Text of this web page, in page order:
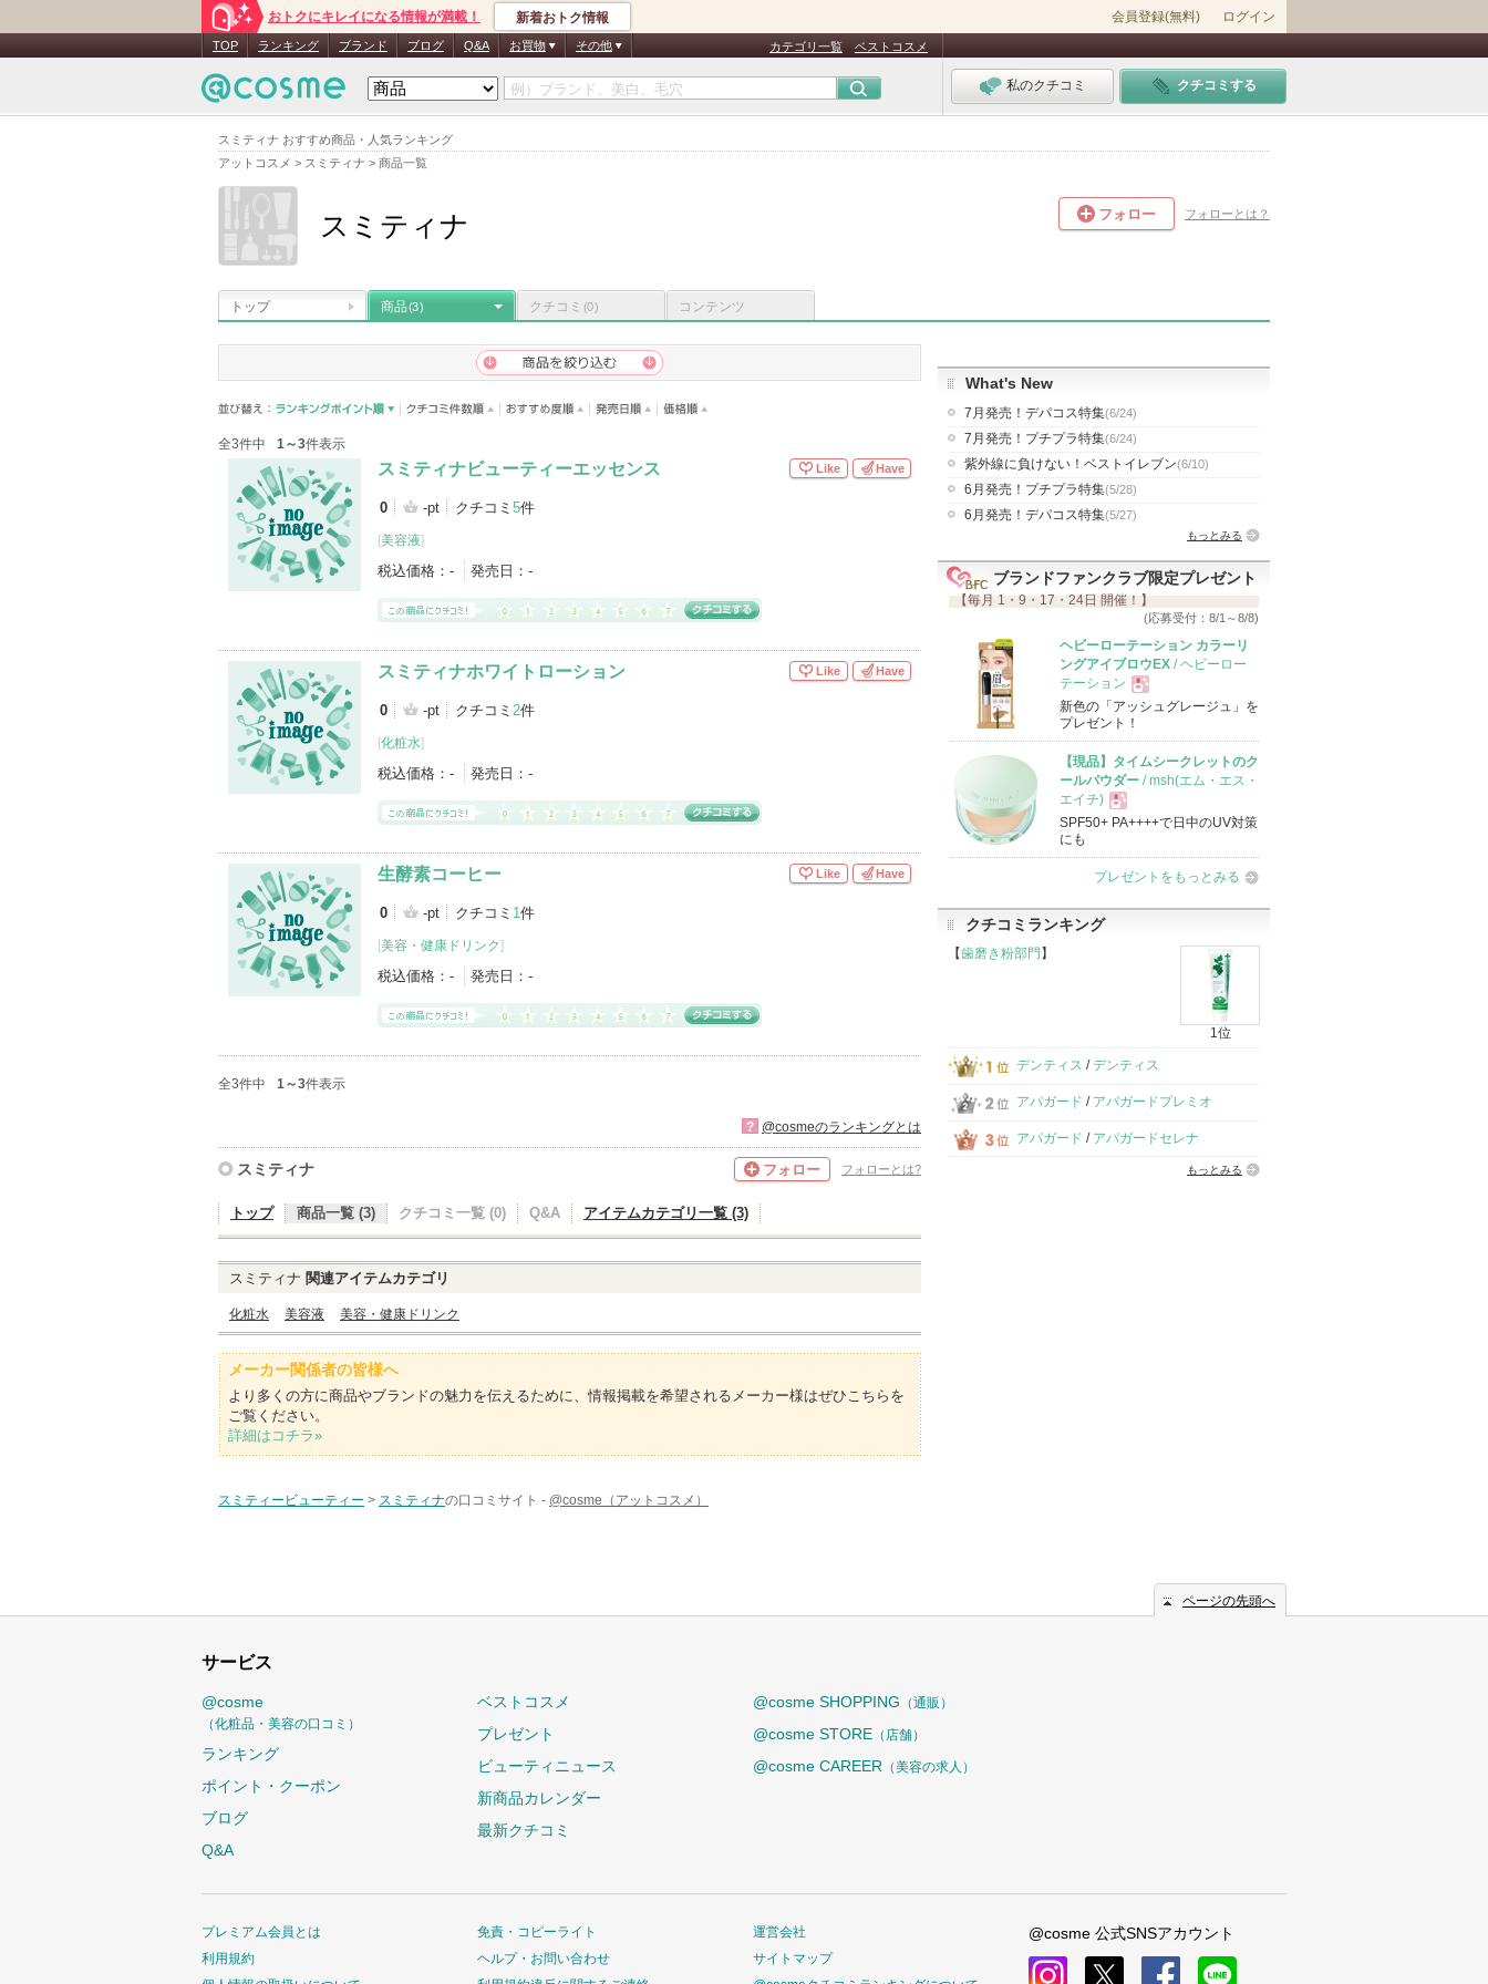
スミティナ おすすめ商品・人気ランキング
アットコスメ > スミティナ > 商品一覧
おトクにキレイになる情報が満載！ 新着おトク情報 会員登録(無料) ログイン
TOP ランキング ブランド ブログ Q&A お買物 その他 カテゴリ一覧 ベストコスメ
私のクチコミ クチコミする
スミティナ フォロー フォローとは？
トップ 商品(3) クチコミ (0) コンテンツ
全3件中 1～3件表示
スミティナビューティーエッセンス
0 -pt クチコミ 5件
[美容液]
税込価格： - 発売日： -
Like Have
スミティナホワイトローション
0 -pt クチコミ 2件
[化粧水]
税込価格： - 発売日： -
Like Have
生酵素コーヒー
0 -pt クチコミ 1件
[美容・健康ドリンク]
税込価格： - 発売日： -
Like Have
全3件中 1～3件表示
? @cosmeのランキングとは
スミティナ フォロー フォローとは?
トップ 商品一覧 (3) クチコミ一覧 (0) Q&A アイテムカテゴリ一覧 (3)
スミティナ 関連アイテムカテゴリ
化粧水 美容液 美容・健康ドリンク
メーカー関係者の皆様へ
より多くの方に商品やブランドの魅力を伝えるために、情報掲載を希望されるメーカー様はぜひこちらを
ご覧ください。
詳細はコチラ»
スミティービューティー > スミティナの口コミサイト - @cosme（アットコスメ）
What's New
7月発売！デパコス特集(6/24)
7月発売！プチプラ特集(6/24)
紫外線に負けない！ベストイレブン(6/10)
6月発売！プチプラ特集(5/28)
6月発売！デパコス特集(5/27)
もっとみる
ブランドファンクラブ限定プレゼント
【毎月 1・9・17・24日 開催！】
(応募受付：8/1～8/8)
ヘビーローテーション カラーリ
ングアイブロウEX / ヘビーロー
テーション
現
品
新色の「アッシュグレージュ」を
プレゼント！
【現品】タイムシークレットのク
ールパウダー / msh(エム・エス・
エイチ)
現
品
SPF50+ PA++++で日中のUV対策
にも
プレゼントをもっとみる
クチコミランキング
【歯磨き粉部門】
1位
デンティス /デンティス
アパガード / アパガードプレミオ
アパガード / アパガードセレナ
もっとみる
ページの先頭へ
サービス
@cosme
（化粧品・美容の口コミ）
ランキング
ポイント・クーポン
ブログ
Q&A
ベストコスメ
プレゼント
ビューティニュース
新商品カレンダー
最新クチコミ
@cosme SHOPPING （通販）
@cosme STORE （店舗）
@cosme CAREER （美容の求人）
プレミアム会員とは
利用規約
免責・コピーライト
ヘルプ・お問い合わせ
運営会社
サイトマップ
@cosme 公式SNSアカウント